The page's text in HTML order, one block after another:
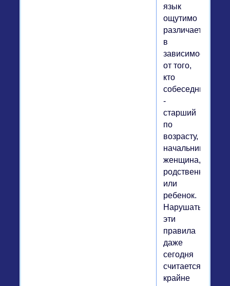
язык
ощутимо
различается
в
зависимости
от того,
кто
собеседник
-
старший
по
возрасту,
начальник,
женщина,
родственник
или
ребенок.
Нарушать
эти
правила
даже
сегодня
считается
крайне